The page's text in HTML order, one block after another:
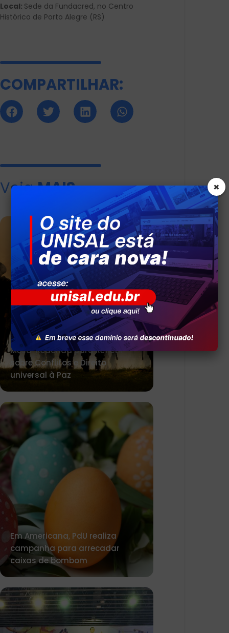
Local: Sede da Fundacred, no Centro
Histórico de Porto Alegre (RS)
COMPARTILHAR:
VejaMAIS
UNISAL Americana Promove
Mesa-Redonda para Refletir
sobre Conflitos e Direito
universal à Paz
Em Americana, PdU realiza
campanha para arrecadar
caixas de bombom
×